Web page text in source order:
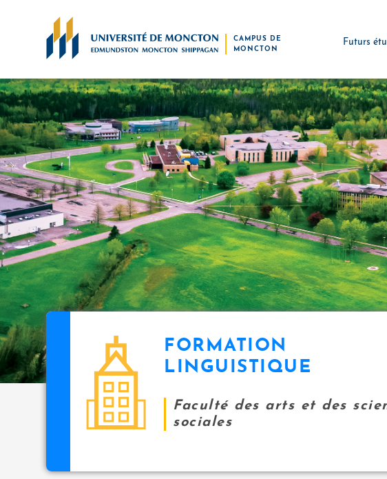
CAMPUS DE
MONCTON
Futurs
FORMATION
LINGUISTIQUE
Faculté des arts et des
sociales